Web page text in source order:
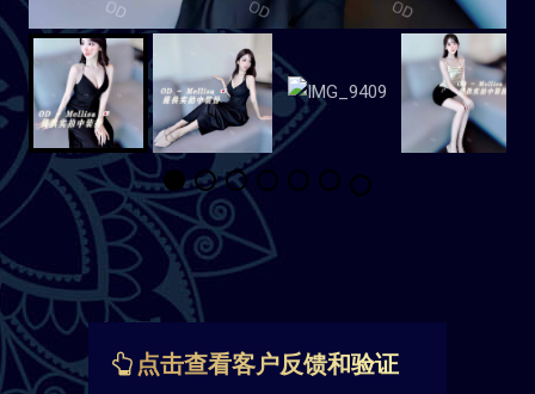
点击查看客户反馈和验证
名字：Mellisa
身高：162cm
体重：44kg
胸围：天然C
年龄：21岁
国籍：日本
价格：480/H 850/2H
OD全澳独家重磅新晋